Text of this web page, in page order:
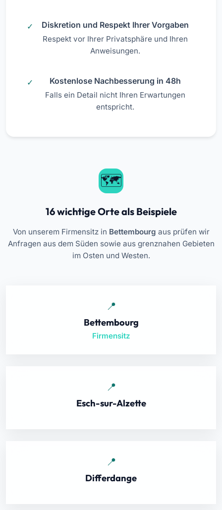
Diskretion und Respekt Ihrer Vorgaben
Respekt vor Ihrer Privatsphäre und Ihren
Anweisungen.
Kostenlose Nachbesserung in 48h
Falls ein Detail nicht Ihren Erwartungen
entspricht.
16 wichtige Orte als Beispiele
Von unserem Firmensitz in Bettembourg aus prüfen wir
Anfragen aus dem Süden sowie aus grenznahen Gebieten
im Osten und Westen.
Bettembourg
Firmensitz
Esch-sur-Alzette
Differdange